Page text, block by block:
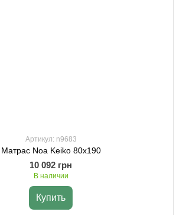
Артикул: n9683
Матрас Noa Keiko 80х190
10 092 грн
В наличии
Купить